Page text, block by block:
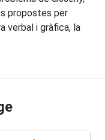
propostes per
verbal i gràfica, la